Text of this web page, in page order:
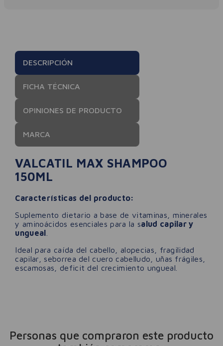
DESCRIPCIÓN
FICHA TÉCNICA
OPINIONES DE PRODUCTO
MARCA
VALCATIL MAX SHAMPOO
150ML
Características del producto:
Suplemento dietario a base de vitaminas, minerales
y aminoácidos esenciales para la salud capilar y
ungueal
Ideal para caída del cabello, alopecias, fragilidad
capilar, seborrea del cuero cabelludo, uñas frágiles,
escamosas, deficit del crecimiento ungueal.
Personas que compraron este producto